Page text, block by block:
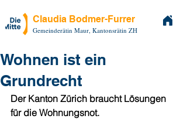
Claudia Bodmer-Furrer
Gemeinderätin Maur, Kantonsrätin ZH
Wohnen ist ein
Grundrecht
Der Kanton Zürich braucht Lösungen
für die Wohnungsnot.